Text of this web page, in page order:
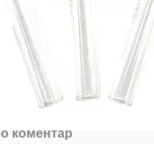
коментар